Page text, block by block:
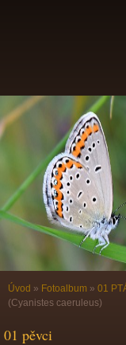
Úvod » Fotoalbum » 01
(Cyanistes caeruleus)
01 pěvci